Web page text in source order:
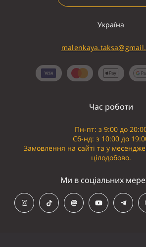
Україна
Час роботи
Пн-пт: з 9:00 до
Сб-нд: з 10:00 до
Замовлення на сайті та у
цілодобово.
Ми в соціальних